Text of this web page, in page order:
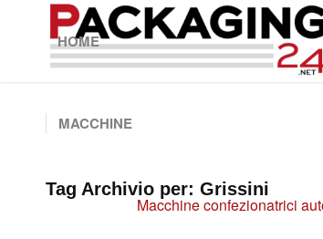
HOME
MACCHINE
Macchine confezionatrici
Tag Archivio per: Grissini